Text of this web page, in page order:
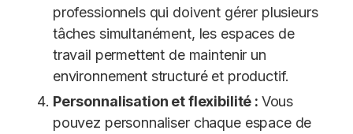
professionnels qui doivent gérer plusieurs
tâches simultanément, les espaces de
travail permettent de maintenir un
environnement structuré et productif.
Personnalisation et flexibilité : Vous
pouvez personnaliser chaque espace de